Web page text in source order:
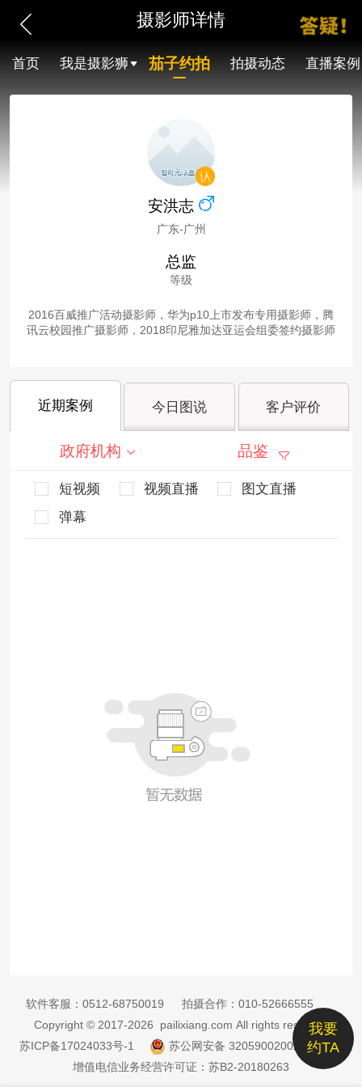
摄影师详情
首页 我是摄影狮 茄子约拍 拍摄动态 直播案例
安洪志
广东-广州
总监
等级
2016百威推广活动摄影师，华为p10上市发布专用摄影师，腾
讯云校园推广摄影师，2018印尼雅加达亚运会组委签约摄影师
近期案例 今日图说 客户评价
政府机构 品鉴
短视频 视频直播
图文直播
弹幕
我要
约TA
软件客服： 0512-68750019 拍摄合作： 010-52666555
Copyright © 2017-2026 pailixiang.com All rights reserved
苏ICP备17024033号-1
苏公网安备 32059002002885号
增值电信业务经营许可证：苏B2-20180263